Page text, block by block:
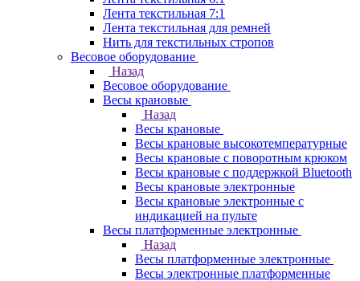
Лента текстильная 7:1
Лента текстильная для ремней
Нить для текстильных стропов
Весовое оборудование
Назад
Весовое оборудование
Весы крановые
Назад
Весы крановые
Весы крановые высокотемпературные
Весы крановые с поворотным крюком
Весы крановые с поддержкой Bluetooth
Весы крановые электронные
Весы крановые электронные с
индикацией на пульте
Весы платформенные электронные
Назад
Весы платформенные электронные
Весы электронные платформенные